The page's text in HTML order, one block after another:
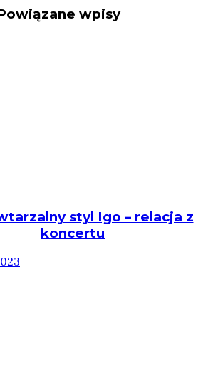
wpisy
styl Igo – relacja z
koncertu